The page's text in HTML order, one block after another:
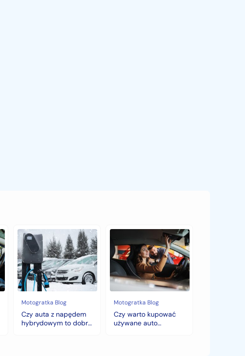
Czy
auta
z
napędem
hybrydowym
to
dobry
wybór
na
zimę?
Motogratka Blog
Czy auta z napędem
hybrydowym to dobry
Czy
warto
kupować
używane
auto
jesienią?
Sezonowe
zmiany
cen,
które
zaskoczą
każdego
Motogratka Blog
Czy warto kupować
używane auto